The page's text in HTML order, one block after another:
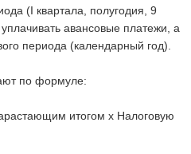
(I квартала, полугодия, 9
авансовые платежи, а
периода (календарный год).
по формуле:
итогом х Налоговую